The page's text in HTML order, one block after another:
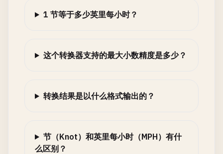
1 节等于多少英里每小时？
这个转换器支持的最大小数精度是多少？
转换结果是以什么格式输出的？
节（Knot）和英里每小时（MPH）有什
么区别？